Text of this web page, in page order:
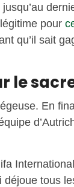
pour
qu’il sait
le
En
tous